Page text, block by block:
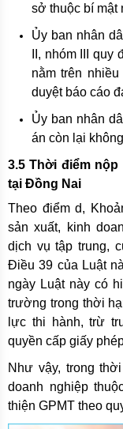
sở thuộc bí mật
Ủy ban nhân
II, nhóm III
nằm trên
duyệt báo cáo
Ủy ban nhân
án còn lại
3.5 Thời điểm
tại Đồng Nai
Theo điểm d,
sản xuất, kinh
dịch vụ tập trung,
Điều 39 của Luật
ngày Luật này có
trường trong thời
lực thi hành, trừ
quyền cấp giấy
Như vậy, trong
doanh nghiệp
thiện GPMT theo